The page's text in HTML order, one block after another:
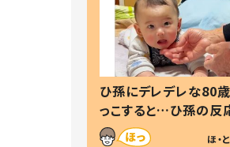
ひ孫にデレデレな80
っこすると…ひ孫の反
した」「可愛くて仕方ない
ほ・